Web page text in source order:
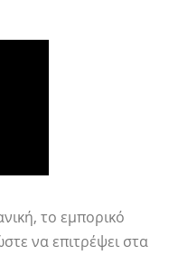
το εμπορικό
να επιτρέψει στα